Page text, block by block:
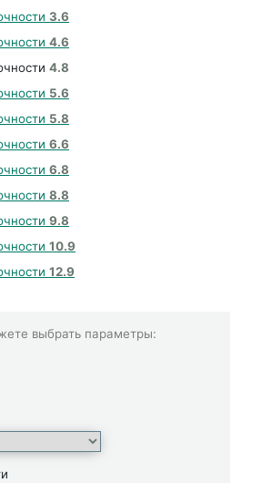
3.6
4.6
4.8
5.6
5.8
6.6
6.8
8.8
9.8
10.9
12.9
выбрать параметры: